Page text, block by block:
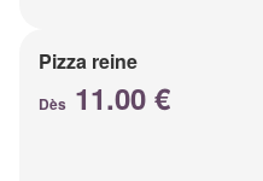
Pizza reine
Dès 11.00 €